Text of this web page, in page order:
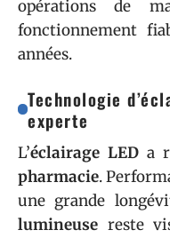
opérations de
fonctionnement
années.
Technologie
experte
L’éclairage LED a
pharmacie.
une grande
lumineuse reste